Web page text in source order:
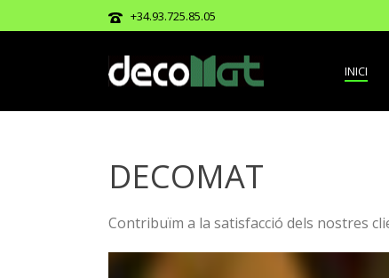
+34.93.725.85.05
INICI
DECOMAT
Contribuïm a la satisfacció dels nostres